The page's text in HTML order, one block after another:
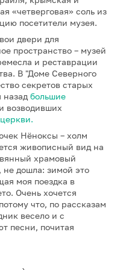
«четверговая» соль из
посетители музея.
двери для
пространство – музей
и реставрации
В "Доме Северного
секретов старых
назад большие
и возводивших
Нёноксы – холм
живописный вид на
храмовый
не дошла: зимой это
моя поездка в
Очень хочется
что, по рассказам
весело и с
песни, почитая